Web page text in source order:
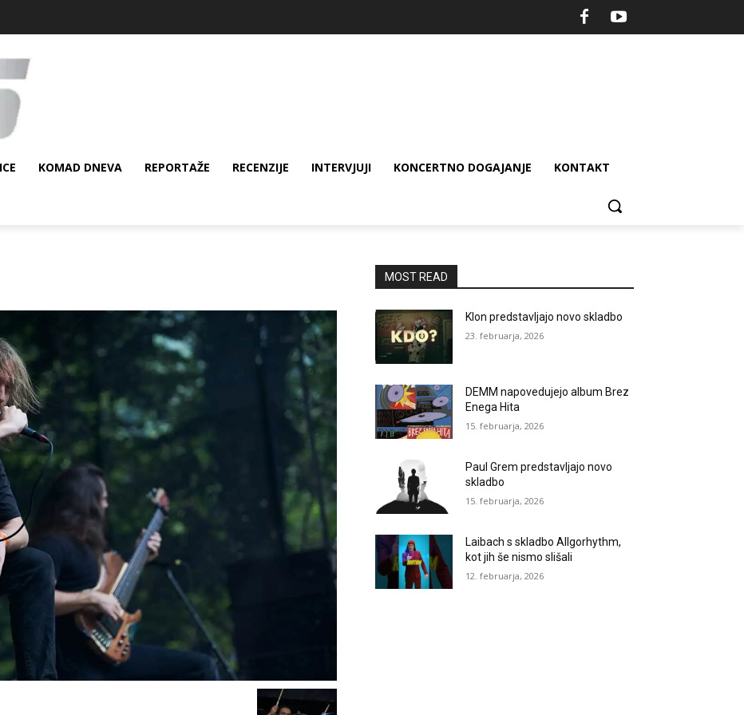
KOMAD DNEVA REPORTAŽE RECENZIJE INTERVJUJI KONCERTNO DOGAJANJE KONTAKT
MOST READ
Klon predstavljajo novo skladbo
23. februarja, 2026
DEMM napovedujejo album Brez
Enega Hita
15. februarja, 2026
Paul Grem predstavljajo novo
skladbo
15. februarja, 2026
Laibach s skladbo Allgorhythm,
kot jih še nismo slišali
12. februarja, 2026